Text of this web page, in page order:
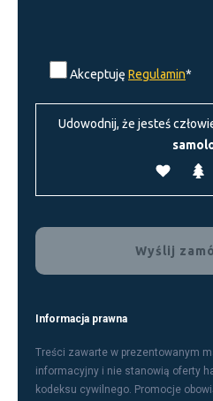
s
f
i
Akceptuję Regulamin*
Udowodnij, że jesteś
Informacja prawna
Treści zawarte w prezentowanym
informacyjny i nie stanowią oferty
kodeksu cywilnego. Promocje